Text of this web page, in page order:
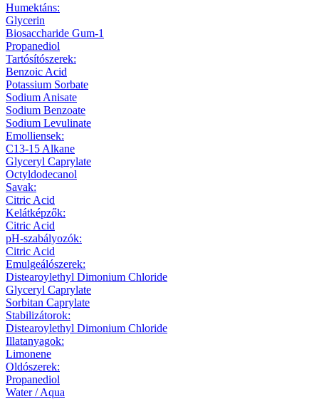
Humektáns:
Glycerin
Biosaccharide Gum-1
Propanediol
Tartósítószerek:
Benzoic Acid
Potassium Sorbate
Sodium Anisate
Sodium Benzoate
Sodium Levulinate
Emolliensek:
C13-15 Alkane
Glyceryl Caprylate
Octyldodecanol
Savak:
Citric Acid
Kelátképzők:
Citric Acid
pH-szabályozók:
Citric Acid
Emulgeálószerek:
Distearoylethyl Dimonium Chloride
Glyceryl Caprylate
Sorbitan Caprylate
Stabilizátorok:
Distearoylethyl Dimonium Chloride
Illatanyagok:
Limonene
Oldószerek:
Propanediol
Water / Aqua